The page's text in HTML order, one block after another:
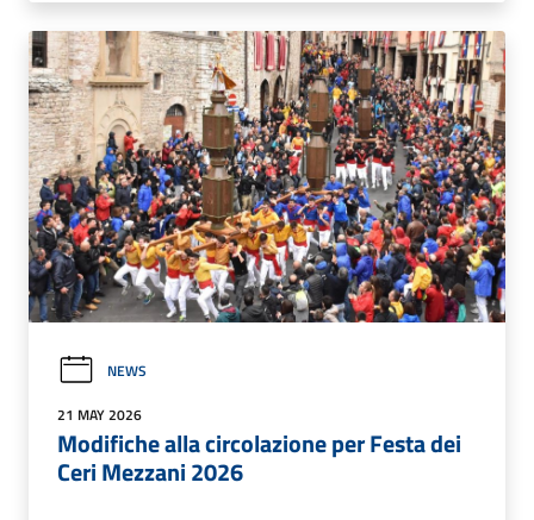
NEWS
21 MAY 2026
Modifiche alla circolazione per Festa dei
Ceri Mezzani 2026